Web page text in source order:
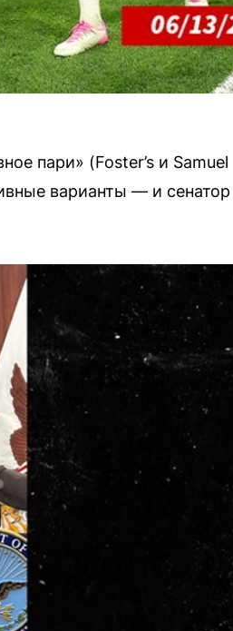
пари» (Foster’s и Samuel
варианты — и сенатор